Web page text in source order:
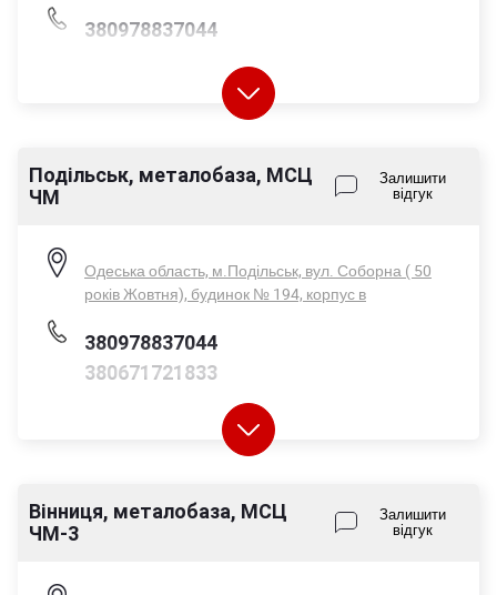
380978837044
Подільськ, металобаза, МСЦ
ЧМ
Залишити
відгук
Одеська область, м.Подільськ, вул. Соборна ( 50
років Жовтня), будинок № 194, корпус в
380978837044
380671721833
Пн-Пт - 08:00-17:00
Вінниця, металобаза, МСЦ
ЧМ-3
Залишити
відгук